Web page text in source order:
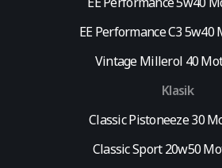
EE Performance C3 5w40
Vintage Millerol 40
Klasik
Classic Pistoneeze 30
Classic Sport 20w50